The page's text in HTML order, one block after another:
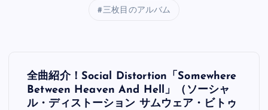
三枚目のアルバム
投
稿
全曲紹介！Social Distortion「Somewhere
Between Heaven And Hell」（ソーシャ
ル・ディストーション サムウェア・ビトゥ